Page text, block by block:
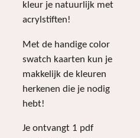
kleur je natuurlijk met
acrylstiften!
Met de handige color
swatch kaarten kun je
makkelijk de kleuren
herkenen die je nodig
hebt!
Je ontvangt 1 pdf